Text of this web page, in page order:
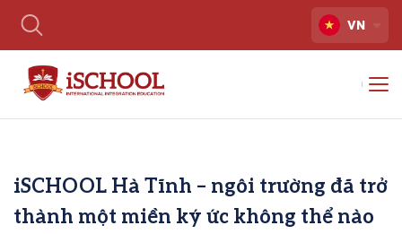
VN
iSCHOOL Hà Tĩnh – ngôi trường đã trở
thành một miền ký ức không thể nào